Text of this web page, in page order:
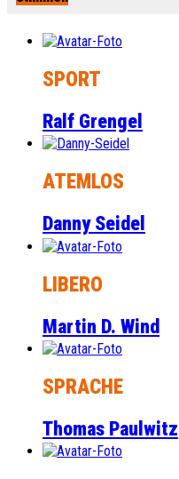
SPORT
Ralf Grengel
ATEMLOS
Danny Seidel
LIBERO
Martin D. Wind
SPRACHE
Thomas Paulwitz